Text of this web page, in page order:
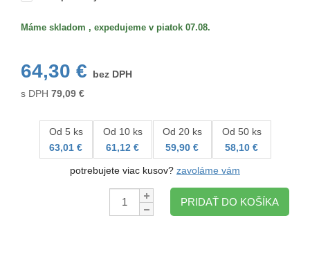
Máme skladom , expedujeme v piatok 07.08.
64,30 €
bez DPH
s DPH 79,09 €
Od 5 ks
63,01 €
Od 10 ks
61,12 €
Od 20 ks
59,90 €
Od 50 ks
58,10 €
potrebujete viac kusov? zavoláme vám
Množstvo:
PRIDAŤ DO KOŠÍKA